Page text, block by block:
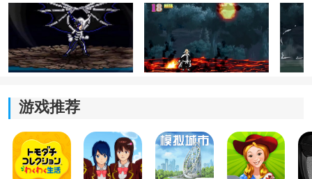
并非简单的技能对轰，BVN全明星乱斗3.0拥有严谨的判
定与丰富的连招表。玩家需要研究每个角色的攻击节
奏、技能衔接与破绽，才能打出赏心悦目的华丽连击，
3、多元对战模式：
除了经典的1v1对决，游戏还提供了团队战、竞技场挑
战、练习模式等多种玩法。无论是想单人磨练技术，还
游戏推荐